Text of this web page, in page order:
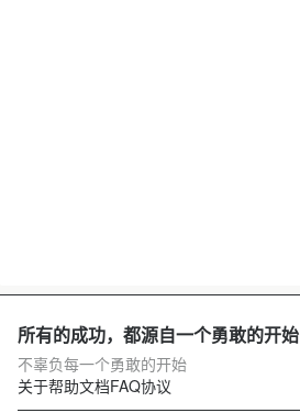
所有的成功，都源自一个勇敢的开始
不辜负每一个勇敢的开始
关于帮助文档FAQ协议